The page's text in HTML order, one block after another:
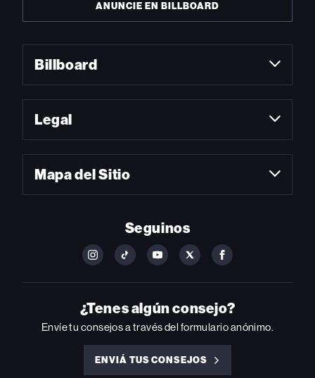
ANUNCIE EN BILLBOARD
Billboard
Legal
Mapa del Sitio
Seguinos
FOLLOW
ON
INSTAGRAM
FOLLOW
ON
YOUTUBE
FOLLOW
ON
YOUTUBE
FOLLOW
ON
FOLLOW
ON
FACEBOOK
¿Tenes algún consejo?
Envíe tu consejos a través del formulario anónimo.
ENVIÁ TUS CONSEJOS
ENVIÁ